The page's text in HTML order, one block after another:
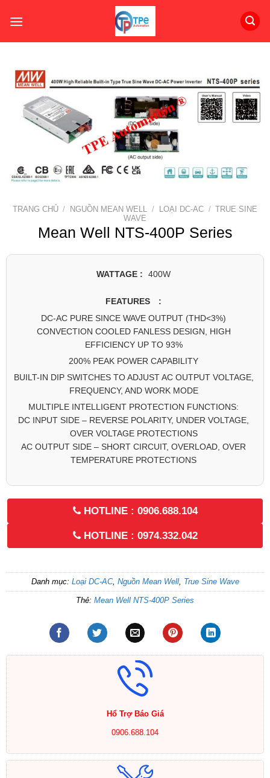
TRANG CHỦ / NGUỒN MEAN WELL / LOẠI DC-AC / TRUE SINE
WAVE
Mean Well NTS-400P Series
WATTAGE : 400W
FEATURES :
DC-AC PURE SINCE WAVE OUTPUT (THD<3%)
CONVECTION COOLED FANLESS DESIGN, HIGH
EFFICIENCY UP TO 93%
200% PEAK POWER CAPABILITY
BUILT-IN DIP SWITCHES TO ADJUST AC OUTPUT VOLTAGE,
FREQUENCY, AND WORK MODE
MULTIPLE INTELLIGENT PROTECTION FUNCTIONS:
DC INPUT SIDE – REVERSE POLARITY, UNDER VOLTAGE,
OVER VOLTAGE PROTECTIONS
AC OUTPUT SIDE – SHORT CIRCUIT, OVERLOAD, OVER
TEMPERATURE PROTECTIONS
HOTLINE : 0906.688.104
HOTLINE : 0974.332.042
Danh mục: Loại DC-AC, Nguồn Mean Well, True Sine Wave
Thẻ: Mean Well NTS-400P Series
Hổ Trợ Báo Giá
0906.688.104